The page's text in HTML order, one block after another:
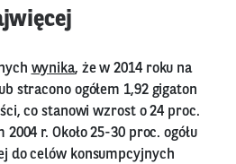
wynika, że w 2014 roku na
stracono ogółem 1,92 gigaton
co stanowi wzrost o 24 proc.
r. Około 25-30 proc. ogółu
do celów konsumpcyjnych